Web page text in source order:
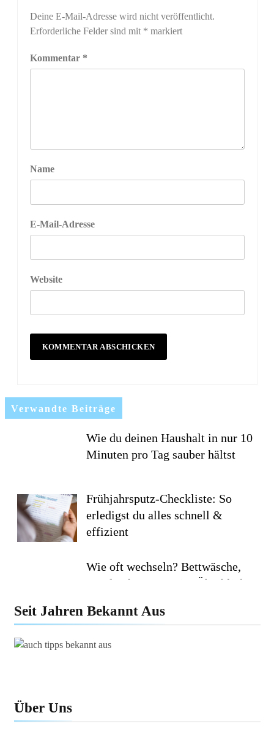
Deine E-Mail-Adresse wird nicht veröffentlicht.
Erforderliche Felder sind mit * markiert
Kommentar *
Name
E-Mail-Adresse
Website
Verwandte Beiträge
Wie du deinen Haushalt in nur 10
Minuten pro Tag sauber hältst
Frühjahrsputz-Checkliste: So
erledigst du alles schnell &
effizient
Wie oft wechseln? Bettwäsche,
Handtücher & Co. im Überblick
Minimalismus im Haushalt: Wie
weniger Dinge dein Leben
Seit Jahren Bekannt Aus
Über Uns